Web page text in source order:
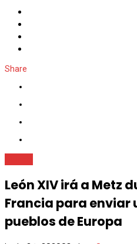
Share
León XIV irá a Metz
Francia para enviar
pueblos de Europa